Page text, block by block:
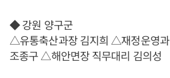
◆ 강원 양구군
△유통축산과장 김지희 △재정운영
조종구 △해안면장 직무대리 김의성